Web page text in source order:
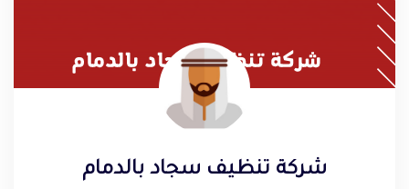
شركة تنظيف سجاد بالدمام